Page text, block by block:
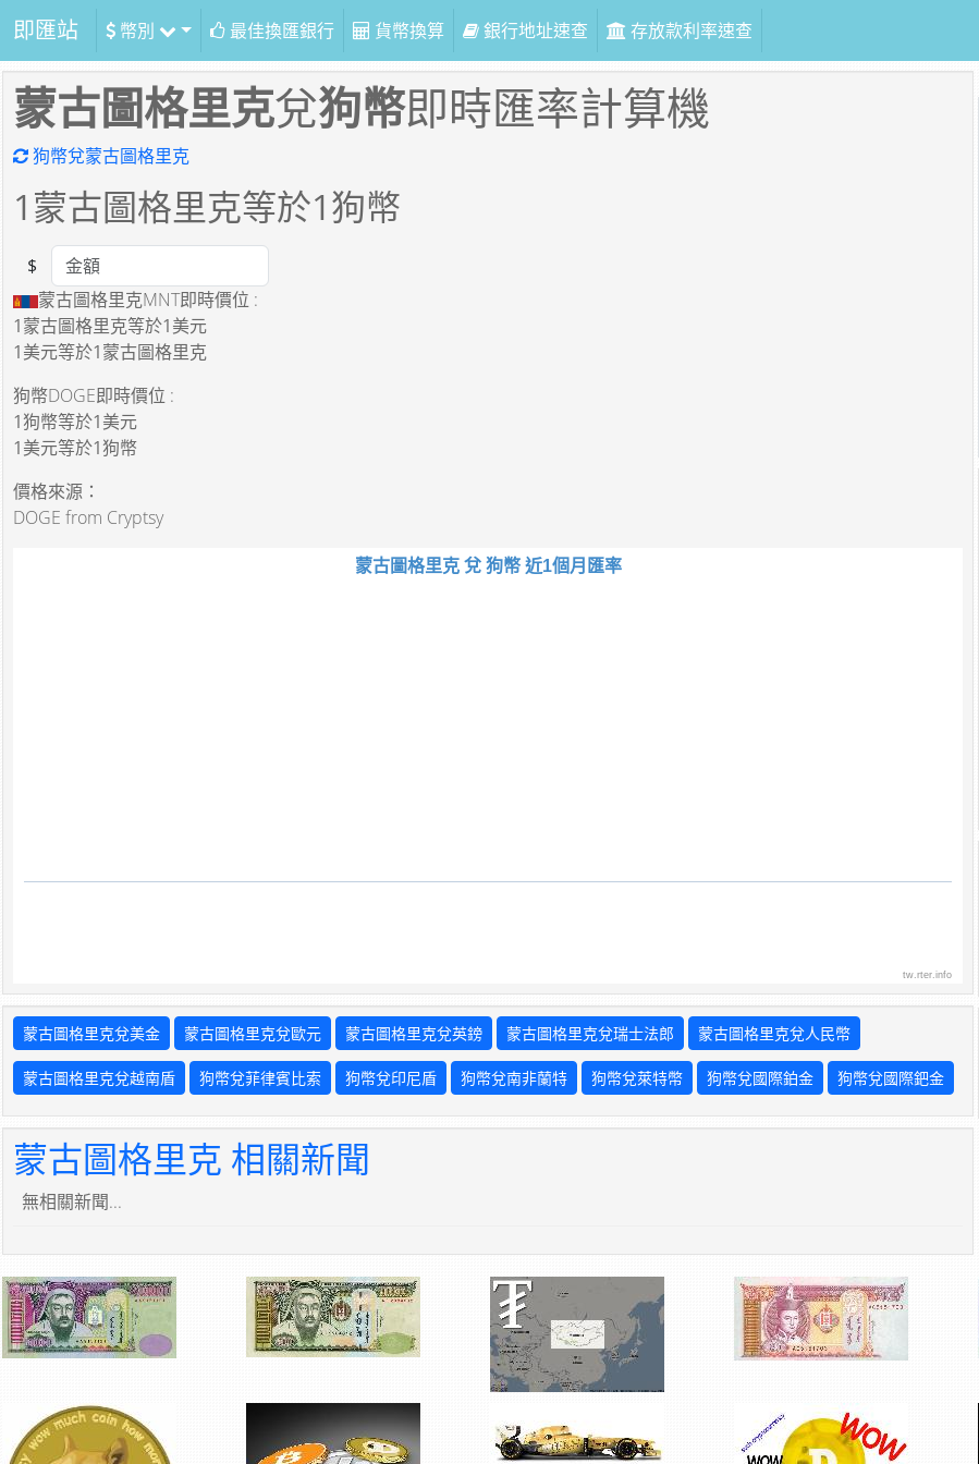
即匯站 幣別 最佳換匯銀行 貨幣換算 銀行地址速查 存放款利率速查
蒙古圖格里克兌狗幣即時匯率計算機
狗幣兌蒙古圖格里克
1蒙古圖格里克等於1狗幣
Amount
$
蒙古圖格里克MNT即時價位 :
1蒙古圖格里克等於1美元
1美元等於1蒙古圖格里克
狗幣DOGE即時價位 :
1狗幣等於1美元
1美元等於1狗幣
價格來源：
DOGE from Cryptsy
蒙古圖格里克 兌 狗幣 近1個月匯率
tw.rter.info
蒙古圖格里克兌美金 蒙古圖格里克兌歐元 蒙古圖格里克兌英鎊 蒙古圖格里克兌瑞士法郎 蒙古圖格里克兌人民幣
蒙古圖格里克兌越南盾 狗幣兌菲律賓比索 狗幣兌印尼盾 狗幣兌南非蘭特 狗幣兌萊特幣 狗幣兌國際鉑金 狗幣兌國際鈀金
蒙古圖格里克 相關新聞
無相關新聞...